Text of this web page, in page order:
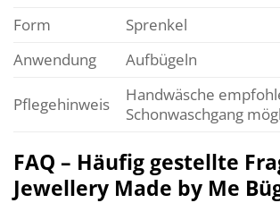
Form
Sprenkel
Anwendung
Aufbügeln
Pflegehinweis
Handwäsche
Schonwaschgang
FAQ – Häufig gestellte
Jewellery Made by Me